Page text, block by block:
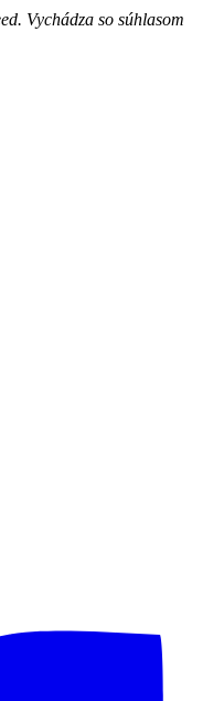
Vychádza so súhlasom